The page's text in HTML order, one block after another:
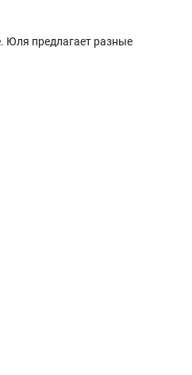
Юля предлагает разные